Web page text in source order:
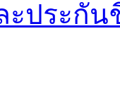
ะประกัน